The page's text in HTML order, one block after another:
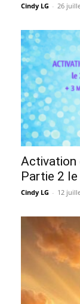
Cindy LG - 26
Activation
Partie 2
Cindy LG - 12